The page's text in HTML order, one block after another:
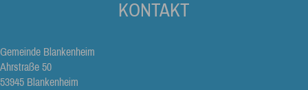
KONTAKT
Gemeinde Blankenheim
Ahrstraße 50
53945 Blankenheim